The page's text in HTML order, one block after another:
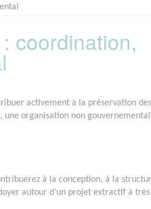
coordination,
activement à la préservation des
une organisation non
à la conception, à la
autour d’un projet extractif à